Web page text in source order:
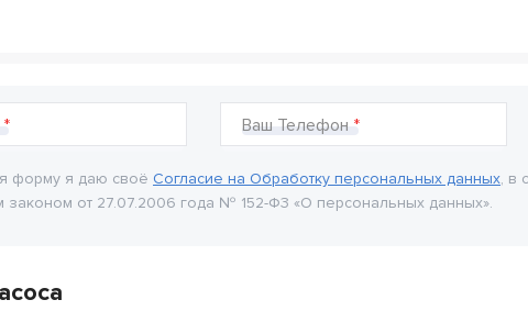
Ваш Телефон
форму я даю своё Согласие на Обработку персональных данных, в
от 27.07.2006 года № 152-Ф3 «О персональных данных».